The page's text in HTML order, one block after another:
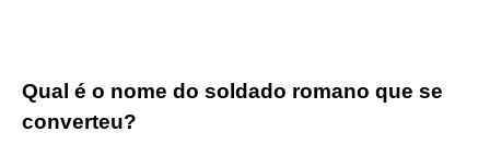
Qual é o nome do soldado romano que se
converteu?